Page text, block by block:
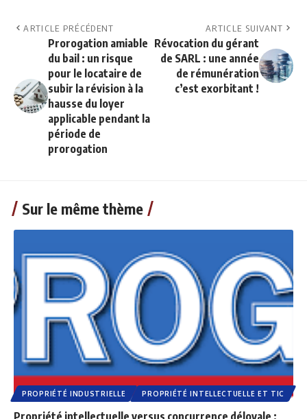
ARTICLE PRÉCÉDENT
Prorogation amiable
du bail : un risque
pour le locataire de
subir la révision à la
hausse du loyer
applicable pendant la
période de
prorogation
ARTICLE SUIVANT
Révocation du gérant
de SARL : une année
de rémunération
c’est exorbitant !
Sur le même thème
PROPRIÉTÉ INDUSTRIELLE PROPRIÉTÉ INTELLECTUELLE ET TIC
Propriété intellectuelle versus concurrence déloyale :